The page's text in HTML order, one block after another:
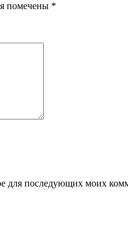
помечены *
для последующих моих